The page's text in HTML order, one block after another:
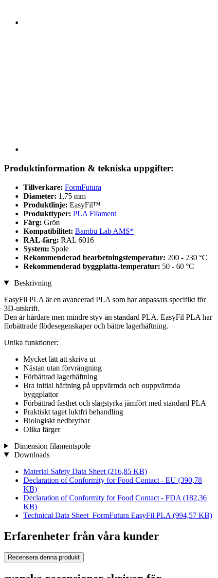
Produktinformation & tekniska uppgifter:
Tillverkare: FormFutura
Diameter: 1,75 mm
Produktlinje: EasyFil™
Produkttyper: PLA Filament
Färg: Grön
Kompatibilitet: Bambu Lab AMS*
RAL-färg: RAL 6016
System: Spole
Rekommenderad bearbetningstemperatur: 200 - 230 °C
Rekommenderad byggplatta-temperatur: 50 - 60 °C
Beskrivning
EasyFil PLA är en avancerad PLA som har anpassats specifikt för
3D-utskrift.
Den är hårdare men mindre styv än standard PLA. EasyFil PLA har
förbättrade flödesegenskaper och bättre lagerhäftning.
Unika funktioner:
Mycket lätt att skriva ut
Nästan utan förvrängning
Förbättrad lagerhäftning
Bra initial häftning på uppvärmda och ouppvärmda
byggplattor
Förbättrad fasthet och slagstyrka jämfört med standard PLA
Praktiskt taget luktfri behandling
Biologiskt nedbrytbar
Olika färger
Dimension filamentspole
Downloads
Material Safety Data Sheet (216,85 KB)
Declaration of Conformity for Food Contact - EU (390,78
KB)
Declaration of Conformity for Food Contact - FDA (182,36
KB)
Technical Data Sheet_FormFutura EasyFil PLA (994,57 KB)
Erfarenheter från våra kunder
Recensera denna produkt